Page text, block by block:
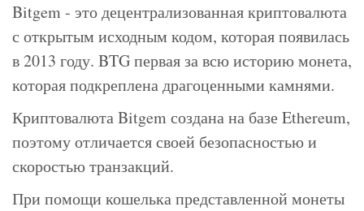
Bitgem - это децентрализованная криптовалюта
с открытым исходным кодом, которая появилась
в 2013 году. BTG первая за всю историю монета,
которая подкреплена драгоценными камнями.
Криптовалюта Bitgem создана на базе Ethereum,
поэтому отличается своей безопасностью и
скоростью транзакций.
При помощи кошелька представленной монеты